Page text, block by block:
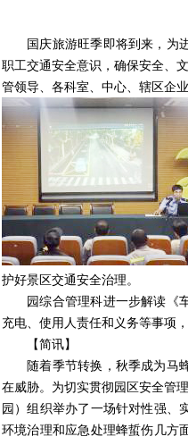
国庆旅游旺季即将到来，为进
职工交通安全意识，确保安全、
管领导、各科室、中心、辖区企
护好景区交通安全治理。
园综合管理科进一步解读《车
充电、使用人责任和义务等事项
【简讯】
随着季节转换，秋季成为马蜂
在威胁。为切实贯彻园区安全管
园）组织举办了一场针对性强、
环境治理和应急处理蜂蜇伤几方